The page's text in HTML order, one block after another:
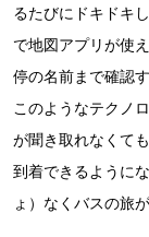
るたびにドキドキ
で地図アプリが使
停の名前まで確認
このようなテクノ
が聞き取れなくて
到着できるように
ょ）なくバスの旅